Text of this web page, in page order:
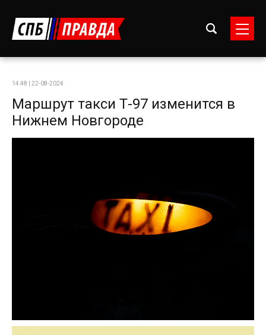
14:48 | 22-08-2024
Маршрут такси Т-97 изменится в
Нижнем Новгороде